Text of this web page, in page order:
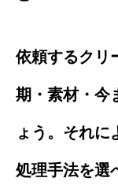
依頼するクリ
期・素材・今
ょう。それに
処理手法を選